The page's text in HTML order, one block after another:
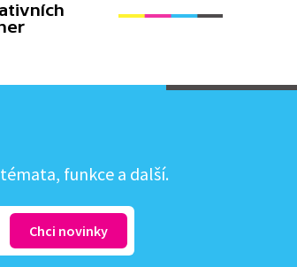
funkce a další.